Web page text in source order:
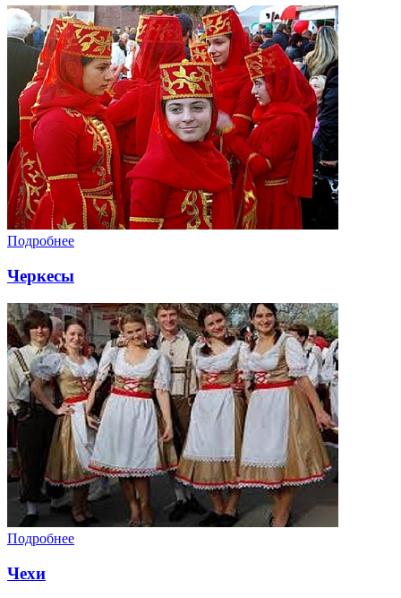
Подробнее
Черкесы
Подробнее
Чехи